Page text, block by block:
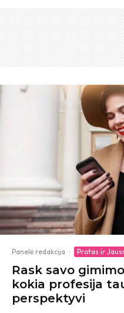
Panelė redakcija · Protas ir
Rask savo
kokia profesija
perspektyvi